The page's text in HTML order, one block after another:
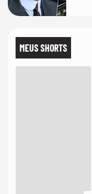
MEUS SHORTS